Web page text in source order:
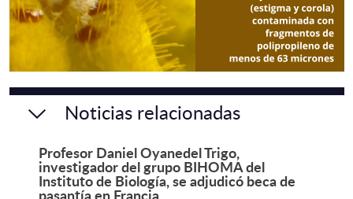
Noticias relacionadas
Profesor Daniel Oyanedel Trigo,
investigador del grupo BIHOMA del
Instituto de Biología, se adjudicó beca de
pasantía en Francia